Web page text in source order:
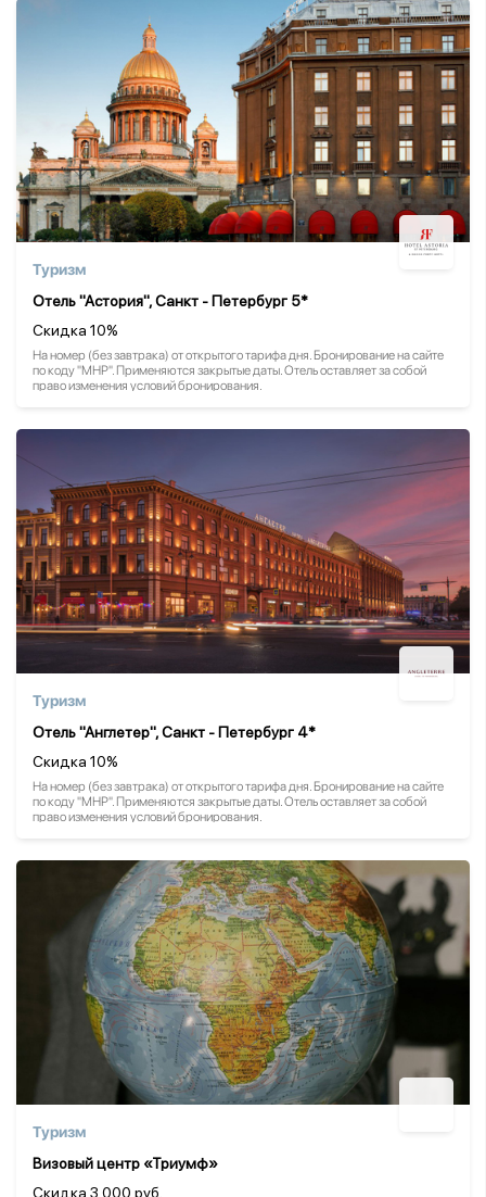
Туризм
Отель "Астория", Санкт - Петербург 5*
Скидка 10%
На номер (без завтрака) от открытого тарифа дня. Бронирование на сайте
по коду "МНР". Применяются закрытые даты. Отель оставляет за собой
право изменения условий бронирования.
Туризм
Отель "Англетер", Санкт - Петербург 4*
Скидка 10%
На номер (без завтрака) от открытого тарифа дня. Бронирование на сайте
по коду "МНР". Применяются закрытые даты. Отель оставляет за собой
право изменения условий бронирования.
Туризм
Визовый центр «Триумф»
Скидка 3 000 руб.